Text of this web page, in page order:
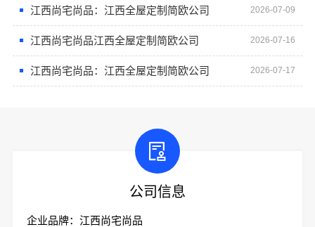
江西尚宅尚品：江西全屋定制简欧公司 2026-07-09
江西尚宅尚品江西全屋定制简欧公司 2026-07-16
江西尚宅尚品：江西全屋定制简欧公司 2026-07-17
公司信息
企业品牌：江西尚宅尚品